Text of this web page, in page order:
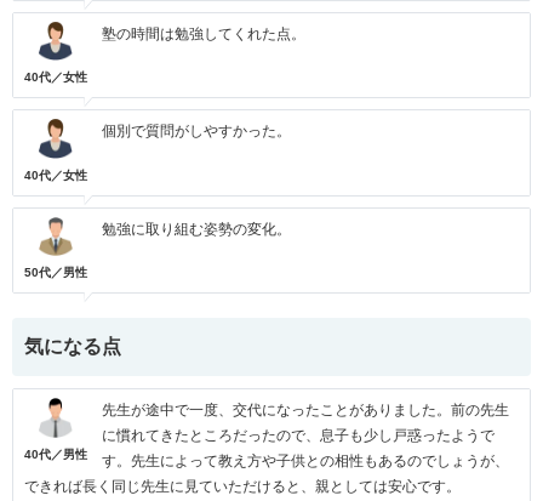
40代／女性
塾の時間は勉強してくれた点。
40代／女性
個別で質問がしやすかった。
50代／男性
勉強に取り組む姿勢の変化。
気になる点
40代／男性
先生が途中で一度、交代になったことがありました。前の先生
に慣れてきたところだったので、息子も少し戸惑ったようで
す。先生によって教え方や子供との相性もあるのでしょうが、
できれば長く同じ先生に見ていただけると、親としては安心です。